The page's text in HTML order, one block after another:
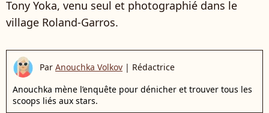
Tony Yoka, venu seul et photographié dans le
village Roland-Garros.
Par Anouchka Volkov | Rédactrice
Anouchka mène l’enquête pour dénicher et trouver tous les
scoops liés aux stars.